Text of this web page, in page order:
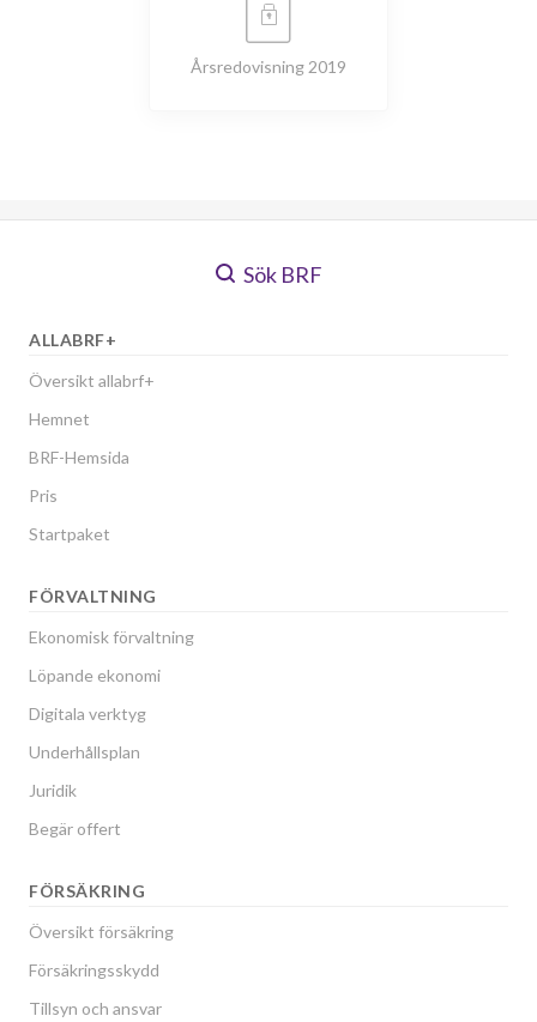
Årsredovisning 2019
Sök BRF
ALLABRF+
Översikt allabrf+
Hemnet
BRF-Hemsida
Pris
Startpaket
FÖRVALTNING
Ekonomisk förvaltning
Löpande ekonomi
Digitala verktyg
Underhållsplan
Juridik
Begär offert
FÖRSÄKRING
Översikt försäkring
Försäkringsskydd
Tillsyn och ansvar